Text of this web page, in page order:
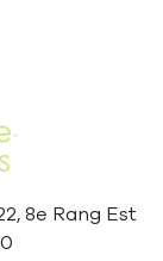
8e Rang Est